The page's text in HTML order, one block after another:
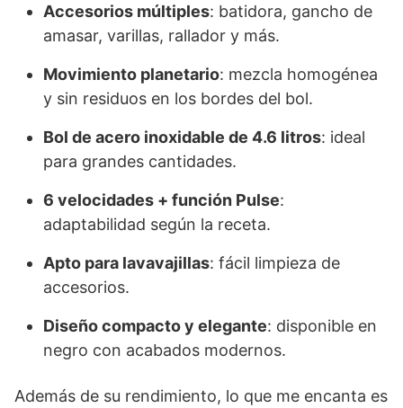
Accesorios múltiples: batidora, gancho de
amasar, varillas, rallador y más.
Movimiento planetario: mezcla homogénea
y sin residuos en los bordes del bol.
Bol de acero inoxidable de 4.6 litros: ideal
para grandes cantidades.
6 velocidades + función Pulse:
adaptabilidad según la receta.
Apto para lavavajillas: fácil limpieza de
accesorios.
Diseño compacto y elegante: disponible en
negro con acabados modernos.
Además de su rendimiento, lo que me encanta es